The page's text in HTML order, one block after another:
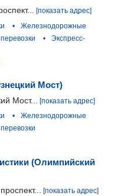
[показать адрес]
•
Железнодорожные
•
Экспресс-
Мост)
Мост...
[показать адрес]
•
Железнодорожные
(Олимпийский
[показать адрес]